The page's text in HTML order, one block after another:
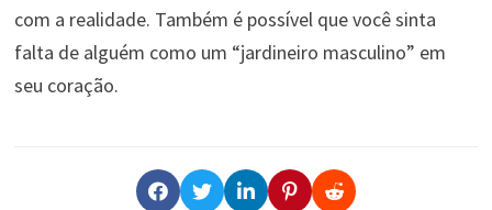
com a realidade. Também é possível que você sinta
falta de alguém como um “jardineiro masculino” em
seu coração.